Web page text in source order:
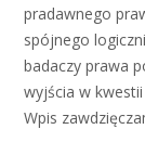
pradawnego
spójnego
badaczy prawa
wyjścia w
Wpis